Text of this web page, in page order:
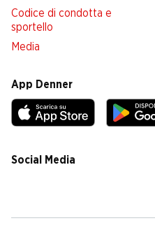
Codice di condotta e
sportello
Media
App Denner
Social Media